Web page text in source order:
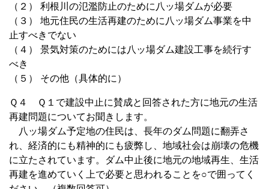
（２） 利根川の氾濫防止のために八ッ場ダムが必要
（３） 地元住民の生活再建のために八ッ場ダム事業を中
止すべきでない
（４） 景気対策のためには八ッ場ダム建設工事を続行す
べき
（５） その他（具体的に）
Ｑ４ Ｑ１で建設中止に賛成と回答された方に地元の生活
再建問題についてお聞きします。
八ッ場ダム予定地の住民は、長年のダム問題に翻弄さ
れ、経済的にも精神的にも疲弊し、地域社会は崩壊の危機
に立たされています。ダム中止後に地元の地域再生、生活
再建を進めていく上で必要と思われることを○で囲ってく